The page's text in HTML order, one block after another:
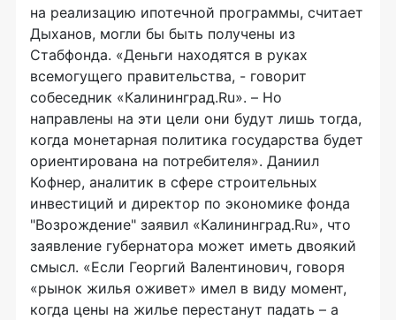
на реализацию ипотечной программы, считает
Дыханов, могли бы быть получены из
Стабфонда. «Деньги находятся в руках
всемогущего правительства, - говорит
собеседник «Калининград.Ru». – Но
направлены на эти цели они будут лишь тогда,
когда монетарная политика государства будет
ориентирована на потребителя». Даниил
Кофнер, аналитик в сфере строительных
инвестиций и директор по экономике фонда
"Возрождение" заявил «Калининград.Ru», что
заявление губернатора может иметь двоякий
смысл. «Если Георгий Валентинович, говоря
«рынок жилья оживет» имел в виду момент,
когда цены на жилье перестанут падать – а